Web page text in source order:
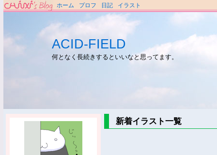
ホーム プロフ 日記 イラスト
ACID-FIELD
何となく長続きするといいなと思ってます。
新着イラスト一覧